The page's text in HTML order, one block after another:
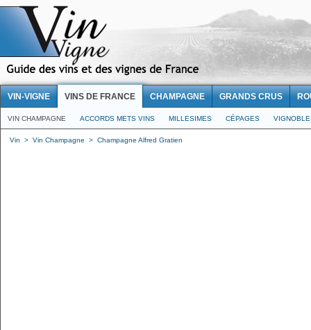
VIN-VIGNE VINS DE FRANCE CHAMPAGNE GRANDS CRUS
VIN CHAMPAGNE ACCORDS METS VINS MILLESIMES CÉPAGES
Vin > Vin Champagne > Champagne Alfred Gratien